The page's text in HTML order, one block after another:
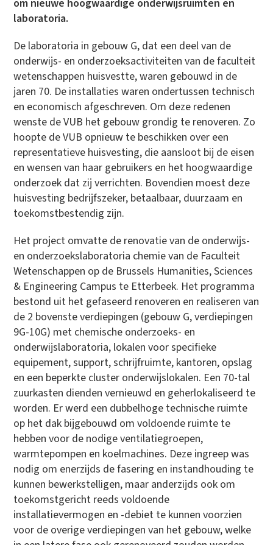
om nieuwe hoogwaardige onderwijsruimten en
laboratoria.
De laboratoria in gebouw G, dat een deel van de
onderwijs- en onderzoeksactiviteiten van de faculteit
wetenschappen huisvestte, waren gebouwd in de
jaren 70. De installaties waren ondertussen technisch
en economisch afgeschreven. Om deze redenen
wenste de VUB het gebouw grondig te renoveren. Zo
hoopte de VUB opnieuw te beschikken over een
representatieve huisvesting, die aansloot bij de eisen
en wensen van haar gebruikers en het hoogwaardige
onderzoek dat zij verrichten. Bovendien moest deze
huisvesting bedrijfszeker, betaalbaar, duurzaam en
toekomstbestendig zijn.
Het project omvatte de renovatie van de onderwijs-
en onderzoekslaboratoria chemie van de Faculteit
Wetenschappen op de Brussels Humanities, Sciences
& Engineering Campus te Etterbeek. Het programma
bestond uit het gefaseerd renoveren en realiseren van
de 2 bovenste verdiepingen (gebouw G, verdiepingen
9G-10G) met chemische onderzoeks- en
onderwijslaboratoria, lokalen voor specifieke
equipement, support, schrijfruimte, kantoren, opslag
en een beperkte cluster onderwijslokalen. Een 70-tal
zuurkasten dienden vernieuwd en geherlokaliseerd te
worden. Er werd een dubbelhoge technische ruimte
op het dak bijgebouwd om voldoende ruimte te
hebben voor de nodige ventilatiegroepen,
warmtepompen en koelmachines. Deze ingreep was
nodig om enerzijds de fasering en instandhouding te
kunnen bewerkstelligen, maar anderzijds ook om
toekomstgericht reeds voldoende
installatievermogen en -debiet te kunnen voorzien
voor de overige verdiepingen van het gebouw, welke